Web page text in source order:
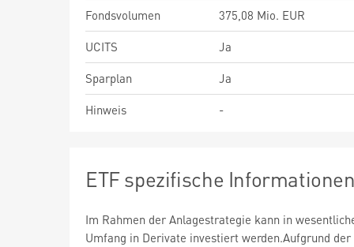
Fondsvolumen
375,08 Mio. EUR
UCITS
Ja
Sparplan
Ja
Hinweis
-
ETF spezifische
Im Rahmen der Anlagestrategie kann in
Umfang in Derivate investiert werden.Aufgrund der